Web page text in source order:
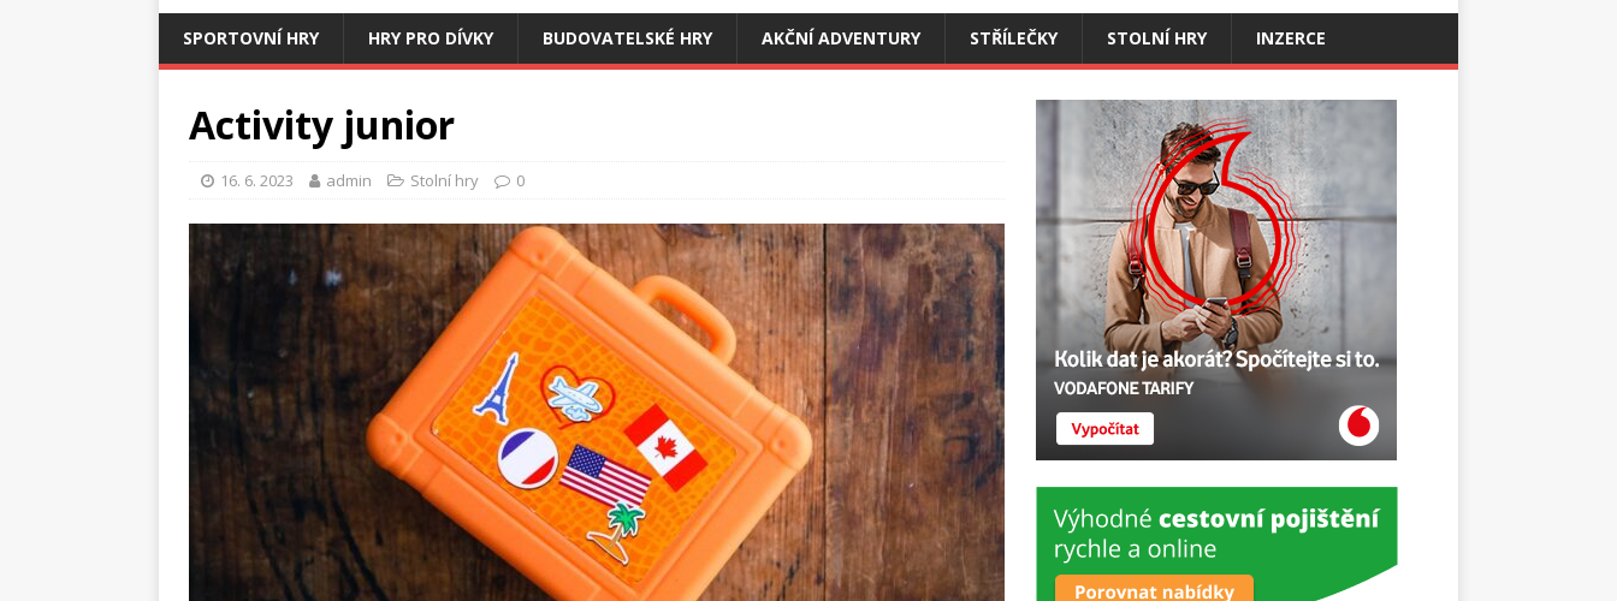
SPORTOVNÍ HRY HRY PRO DÍVKY BUDOVATELSKÉ HRY AKČNÍ ADVENTURY STŘÍLEČKY STOLNÍ HRY INZERCE
Activity junior
16. 6. 2023 admin Stolní hry 0